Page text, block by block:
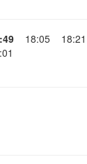
18:05 18:21